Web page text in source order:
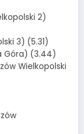
2)
3) (5.31)
Góra) (3.44)
Wielkopolski